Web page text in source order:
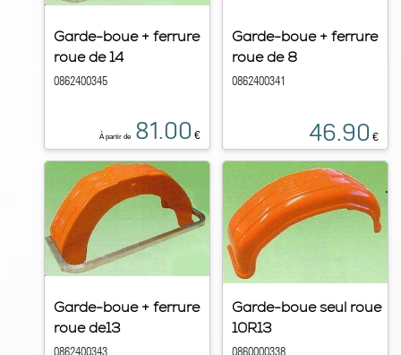
Garde-boue + ferrure
roue de 14
0862400345
À partir de 81.00 €
Garde-boue + ferrure
roue de 8
0862400341
46.90 €
Garde-boue + ferrure
roue de13
0862400343
Garde-boue seul roue
10R13
0860000338